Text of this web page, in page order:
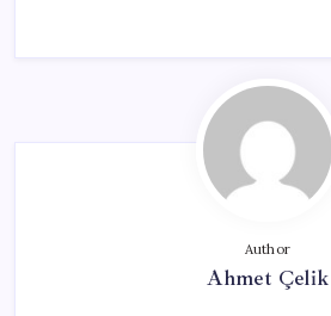
Author
Ahmet Çelik